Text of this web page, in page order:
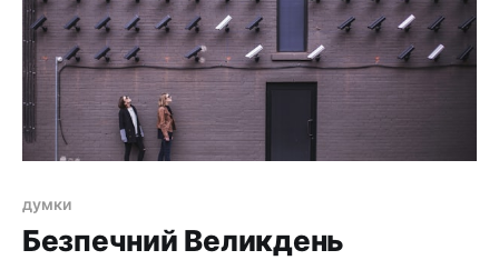
думки
Безпечний Великдень